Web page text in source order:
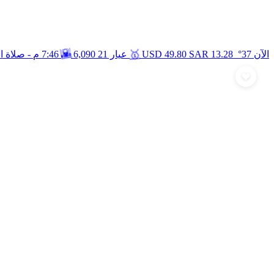
الآن 37° USD 49.80 SAR 13.28
🥇 عيار 21 6,090
🌇7:46 م - صلاة